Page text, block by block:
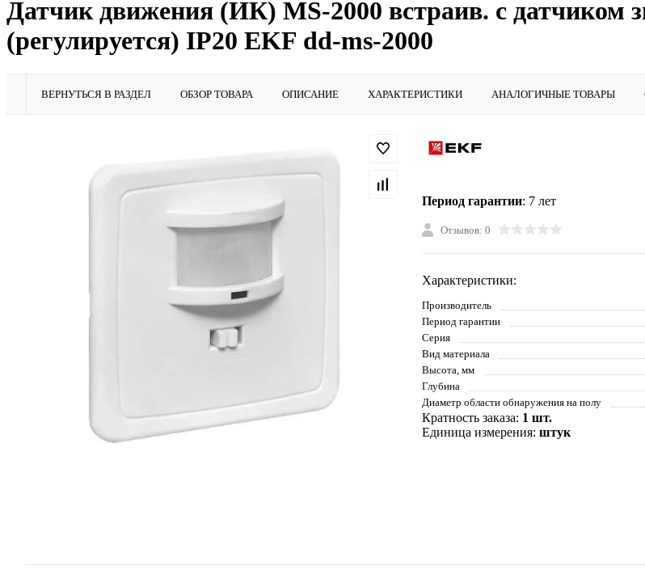
Датчик движения (ИК) MS-2000 встраив. с датчиком
(регулируется) IP20 EKF dd-ms-2000
ВЕРНУТЬСЯ В РАЗДЕЛ ОБЗОР ТОВАРА ОПИСАНИЕ ХАРАКТЕРИСТИКИ АНАЛОГИЧНЫЕ ТОВАРЫ
Период гарантии: 7 лет
Отзывов: 0
Характеристики:
Производитель
Период гарантии
Серия
Вид материала
Высота, мм
Глубина
Диаметр области обнаружения на полу
Кратность заказа: 1 шт.
Единица измерения: штук